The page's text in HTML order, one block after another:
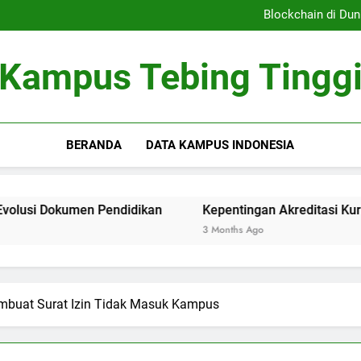
Blockchain di
Kepentingan Akreditasi
Blockchain di
Kepentingan Akreditasi
Kampus Tebing Tinggi
BERANDA DATA KAMPUS INDONESIA
Pendidikan Kepentingan Akreditasi Kurir
Surat Izin Tidak Masuk Kampus